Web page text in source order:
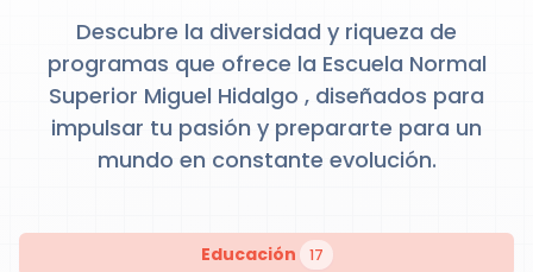
Descubre la diversidad y riqueza de
programas que ofrece la Escuela Normal
Superior Miguel Hidalgo , diseñados para
impulsar tu pasión y prepararte para un
mundo en constante evolución.
Educación 17